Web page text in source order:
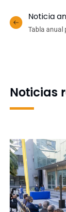
Noticia
Tabla anual
Noticias